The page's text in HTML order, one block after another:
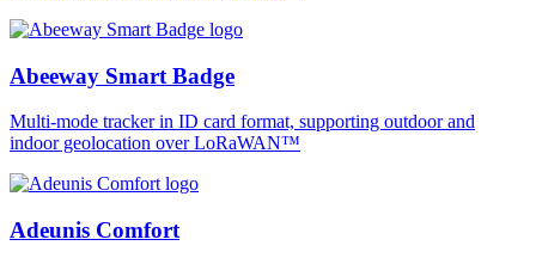
Abeeway Smart Badge
Multi-mode tracker in ID card format, supporting outdoor and
indoor geolocation over LoRaWAN™
Adeunis Comfort